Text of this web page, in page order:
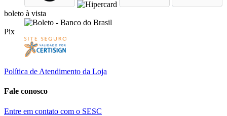
boleto à vista
Pix
Política de Atendimento da Loja
Fale conosco
Entre em contato com o SESC